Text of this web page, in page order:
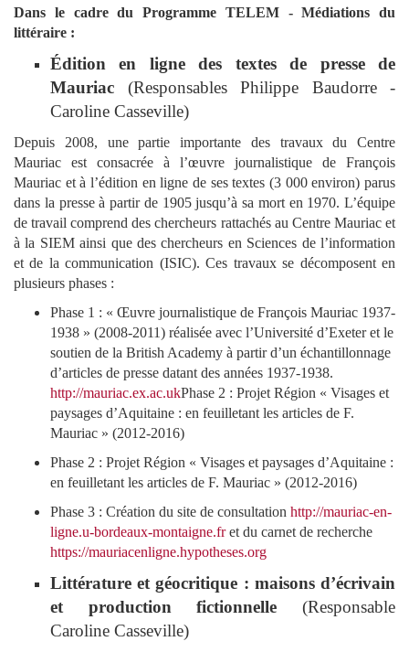
Dans le cadre du Programme TELEM - Médiations du
littéraire :
Édition en ligne des textes de presse de
Mauriac (Responsables Philippe Baudorre -
Caroline Casseville)
Depuis 2008, une partie importante des travaux du Centre
Mauriac est consacrée à l’œuvre journalistique de François
Mauriac et à l’édition en ligne de ses textes (3 000 environ) parus
dans la presse à partir de 1905 jusqu’à sa mort en 1970. L’équipe
de travail comprend des chercheurs rattachés au Centre Mauriac et
à la SIEM ainsi que des chercheurs en Sciences de l’information
et de la communication (ISIC). Ces travaux se décomposent en
plusieurs phases :
Phase 1 : « Œuvre journalistique de François Mauriac 1937-
1938 » (2008-2011) réalisée avec l’Université d’Exeter et le
soutien de la British Academy à partir d’un échantillonnage
d’articles de presse datant des années 1937-1938.
http://mauriac.ex.ac.ukPhase 2 : Projet Région « Visages et
paysages d’Aquitaine : en feuilletant les articles de F.
Mauriac » (2012-2016)
Phase 2 : Projet Région « Visages et paysages d’Aquitaine :
en feuilletant les articles de F. Mauriac » (2012-2016)
Phase 3 : Création du site de consultation http://mauriac-en-
ligne.u-bordeaux-montaigne.fret du carnet de recherche
https://mauriacenligne.hypotheses.org
Littérature et géocritique : maisons d’écrivain
et production fictionnelle (Responsable
Caroline Casseville)